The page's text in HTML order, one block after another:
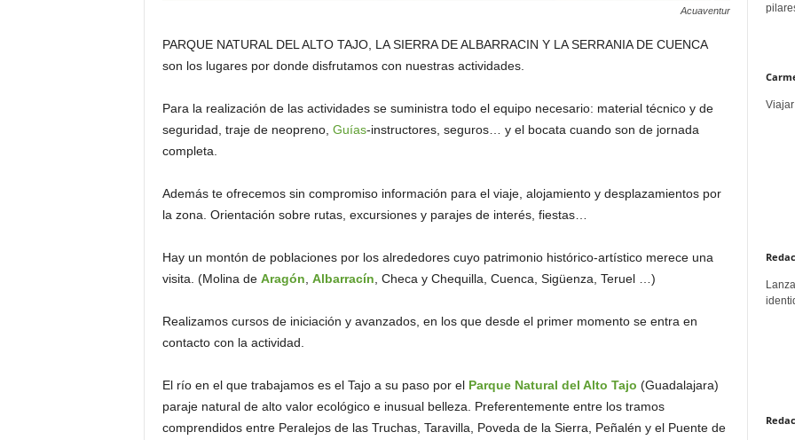
Acuaventur
PARQUE NATURAL DEL ALTO TAJO, LA SIERRA DE ALBARRACIN Y LA SERRANIA DE CUENCA
son los lugares por donde disfrutamos con nuestras actividades.
Para la realización de las actividades se suministra todo el equipo necesario: material técnico y de
seguridad, traje de neopreno, Guías-instructores, seguros… y el bocata cuando son de jornada
completa.
Además te ofrecemos sin compromiso información para el viaje, alojamiento y desplazamientos por
la zona. Orientación sobre rutas, excursiones y parajes de interés, fiestas…
Hay un montón de poblaciones por los alrededores cuyo patrimonio histórico-artístico merece una
visita. (Molina de Aragón Albarracín , Checa y Chequilla, Cuenca, Sigüenza, Teruel …)
Realizamos cursos de iniciación y avanzados, en los que desde el primer momento se entra en
contacto con la actividad.
El río en el que trabajamos es el Tajo a su paso por el Parque Natural del Alto Tajo (Guadalajara)
paraje natural de alto valor ecológico e inusual belleza. Preferentemente entre los tramos
comprendidos entre Peralejos de las Truchas, Taravilla, Poveda de la Sierra, Peñalén y el Puente de